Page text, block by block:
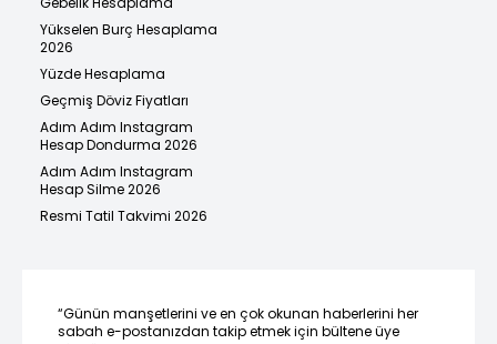
Yükselen Burç Hesaplama
2026
Yüzde Hesaplama
Geçmiş Döviz Fiyatları
Adım Adım Instagram
Hesap Dondurma 2026
Adım Adım Instagram
Hesap Silme 2026
Resmi Tatil Takvimi 2026
“Günün manşetlerini ve en çok okunan haberlerini her
sabah e-postanızdan takip etmek için bültene üye